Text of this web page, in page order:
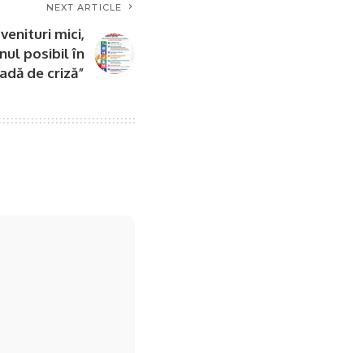
NEXT ARTICLE
mici,
posibil în
de criză”